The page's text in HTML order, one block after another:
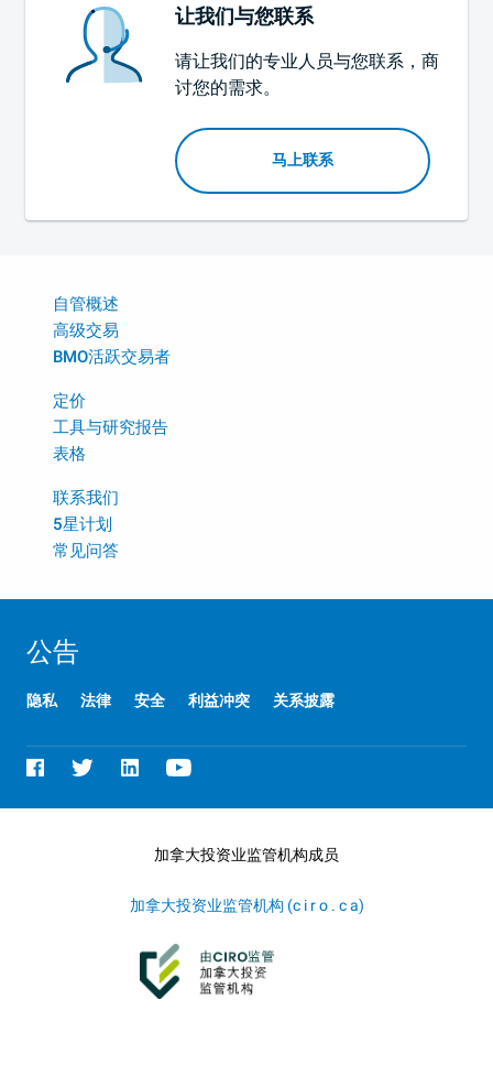
让我们与您联系
请让我们的专业人员与您联系，商
讨您的需求。
马上联系
自管概述
高级交易
BMO活跃交易者
定价
工具与研究报告
表格
联系我们
5星计划
常见问答
公告
隐私 法律 安全 利益冲突 关系披露
加拿大投资业监管机构成员
加拿大投资业监管机构 (c i r o . c a)